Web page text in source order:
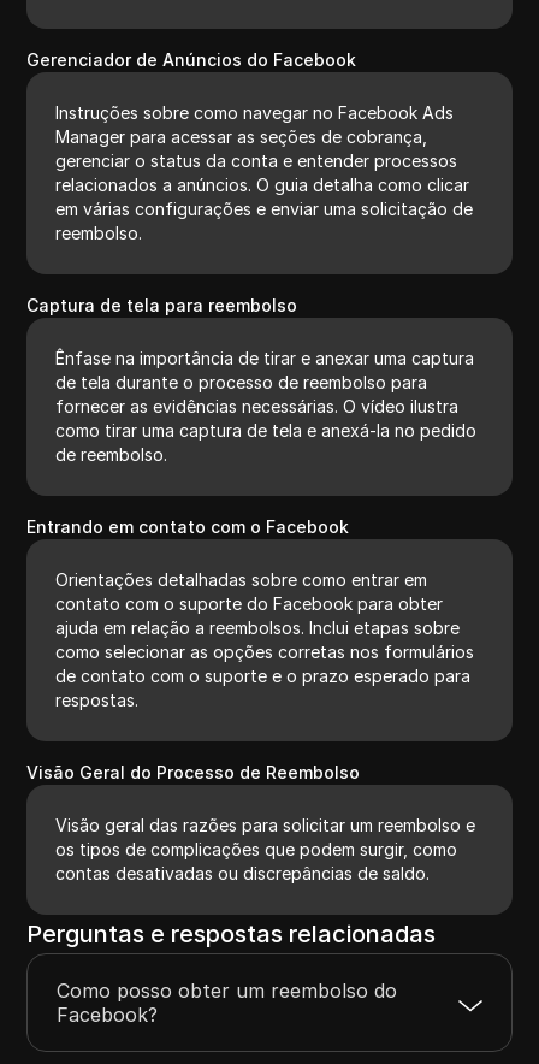
Gerenciador de Anúncios do Facebook
Instruções sobre como navegar no Facebook Ads
Manager para acessar as seções de cobrança,
gerenciar o status da conta e entender processos
relacionados a anúncios. O guia detalha como clicar
em várias configurações e enviar uma solicitação de
reembolso.
Captura de tela para reembolso
Ênfase na importância de tirar e anexar uma captura
de tela durante o processo de reembolso para
fornecer as evidências necessárias. O vídeo ilustra
como tirar uma captura de tela e anexá-la no pedido
de reembolso.
Entrando em contato com o Facebook
Orientações detalhadas sobre como entrar em
contato com o suporte do Facebook para obter
ajuda em relação a reembolsos. Inclui etapas sobre
como selecionar as opções corretas nos formulários
de contato com o suporte e o prazo esperado para
respostas.
Visão Geral do Processo de Reembolso
Visão geral das razões para solicitar um reembolso e
os tipos de complicações que podem surgir, como
contas desativadas ou discrepâncias de saldo.
Perguntas e respostas relacionadas
Como posso obter um reembolso do
Facebook?